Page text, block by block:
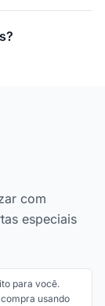
com
especiais
para você.
usando